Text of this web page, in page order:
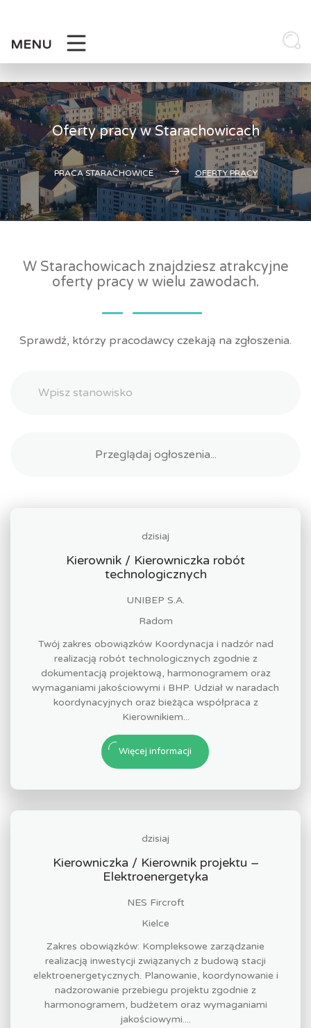
MENU
Oferty pracy w Starachowicach
PRACA STARACHOWICE OFERTY PRACY
W Starachowicach znajdziesz atrakcyjne
oferty pracy w wielu zawodach.
Sprawdź, którzy pracodawcy czekają na zgłoszenia.
dzisiaj
Kierownik / Kierowniczka robót
technologicznych
UNIBEP S.A.
Radom
Twój zakres obowiązków Koordynacja i nadzór nad
realizacją robót technologicznych zgodnie z
dokumentacją projektową, harmonogramem oraz
wymaganiami jakościowymi i BHP. Udział w naradach
koordynacyjnych oraz bieżąca współpraca z
Kierownikiem...
Więcej informacji
dzisiaj
Kierowniczka / Kierownik projektu –
Elektroenergetyka
NES Fircroft
Kielce
Zakres obowiązków: Kompleksowe zarządzanie
realizacją inwestycji związanych z budową stacji
elektroenergetycznych. Planowanie, koordynowanie i
nadzorowanie przebiegu projektu zgodnie z
harmonogramem, budżetem oraz wymaganiami
jakościowymi....